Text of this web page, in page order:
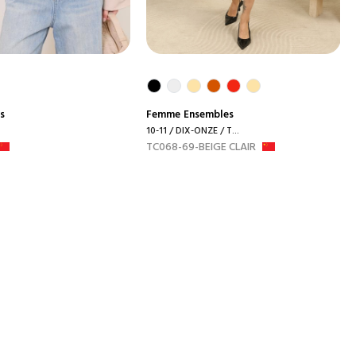
Femme Ensembles
10-11 / DIX-ONZE / T...
TC068-69-BEIGE CLAIR